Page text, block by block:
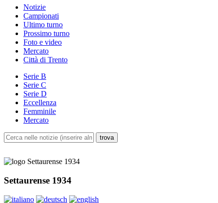
Notizie
Campionati
Ultimo turno
Prossimo turno
Foto e video
Mercato
Città di Trento
Serie B
Serie C
Serie D
Eccellenza
Femminile
Mercato
Settaurense 1934